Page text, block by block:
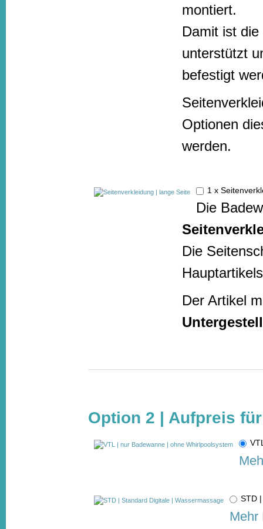
montiert.
Damit ist
unterstützt
befestigt
Optionen
werden.
1 x
Die
Die
Der Artikel
Option 2 | Aufpreis
STD
Mehr